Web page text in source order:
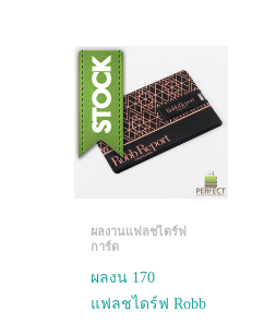
ผลงานแฟลชไดร์ฟ
การ์ด
ผลงน 170
แฟลชไดร์ฟ Robb